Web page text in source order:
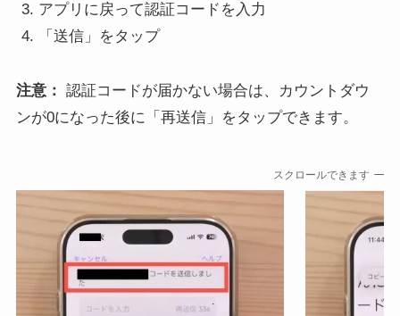
アプリに戻って認証コードを入力
「送信」をタップ
注意： 認証コードが届かない場合は、カウントダウ
ンが0になった後に「再送信」をタップできます。
スクロールできます